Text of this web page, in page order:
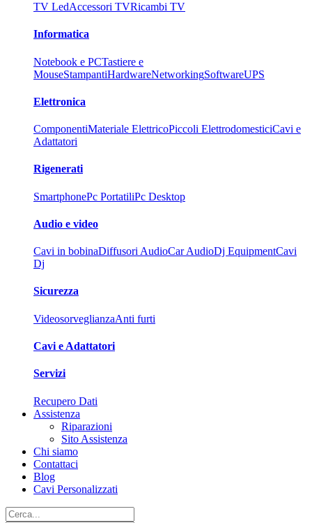
TV LedAccessori TVRicambi TV
Informatica
Notebook e PCTastiere e
MouseStampantiHardwareNetworkingSoftwareUPS
Elettronica
ComponentiMateriale ElettricoPiccoli ElettrodomesticiCavi e
Adattatori
Rigenerati
SmartphonePc PortatiliPc Desktop
Audio e video
Cavi in bobinaDiffusori AudioCar AudioDj EquipmentCavi
Dj
Sicurezza
VideosorveglianzaAnti furti
Cavi e Adattatori
Servizi
Recupero Dati
Assistenza
Riparazioni
Sito Assistenza
Chi siamo
Contattaci
Blog
Cavi Personalizzati